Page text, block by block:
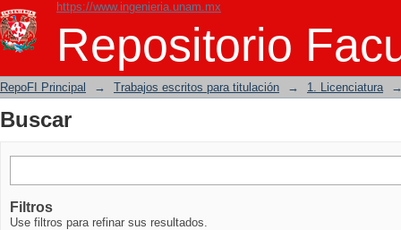
https://www.ingenieria.unam.mx
Repositorio
Buscar
RepoFI Principal → Trabajos escritos para titulación → 1. Licenciatura
Buscar
Filtros
Use filtros para refinar sus resultados.